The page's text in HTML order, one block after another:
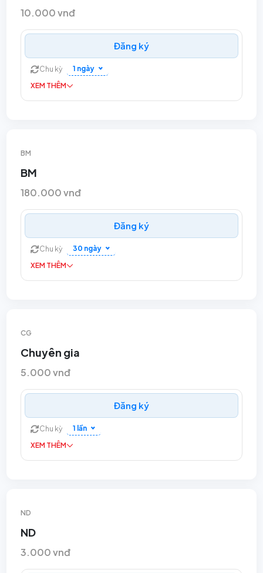
10.000 vnđ
Đăng ký
Chu kỳ
1 ngày
XEM THÊM
BM
BM
180.000 vnđ
Đăng ký
Chu kỳ
30 ngày
XEM THÊM
CG
Chuyên gia
5.000 vnđ
Đăng ký
Chu kỳ
1 lần
XEM THÊM
ND
ND
3.000 vnđ